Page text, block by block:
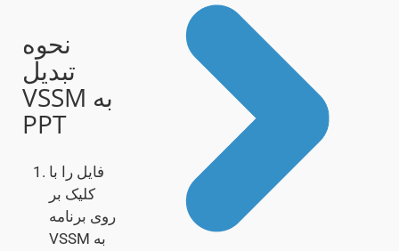
نحوه
تبدیل
VSSM به
PPT
فایل را با
کلیک بر
روی برنامه
VSSM به